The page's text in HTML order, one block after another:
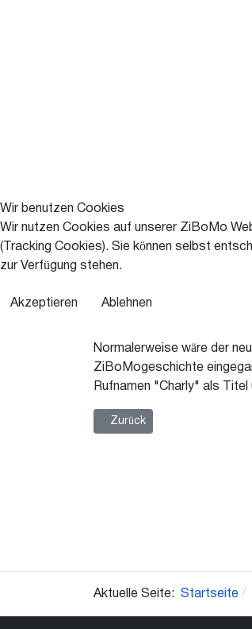
Normalerweise wäre der
ZiBoMogeschichte
Rufnamen "Charly" als
Vorheriger Beitrag: 1990
Zurück
Aktuelle Seite: Startseite
Wir benutzen Cookies
Wir nutzen Cookies auf unserer ZiBoMo
(Tracking Cookies). Sie können selbst
zur Verfügung stehen.
Akzeptieren Ablehnen